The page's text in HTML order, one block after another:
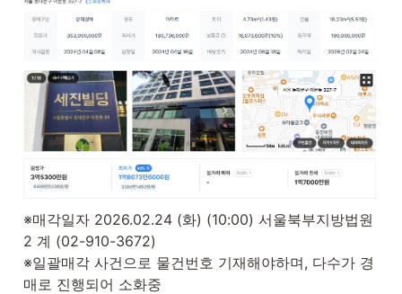
※매각일자 2026.02.24 (화) (10:00) 서울북부지방법원
2 계 (02-910-3672)
※일괄매각 사건으로 물건번호 기재해야하며, 다수가 경
매로 진행되어 소화중